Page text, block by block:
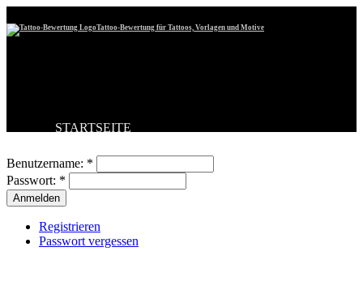
Tattoo-Bewertung für Tattoos, Vorlagen und Motive
STARTSEITE
BESTE TATTOOS
NEUESTE TATTOOS
KOMMENTARE
FORUM
Benutzername: *
Passwort: *
Registrieren
Passwort vergessen